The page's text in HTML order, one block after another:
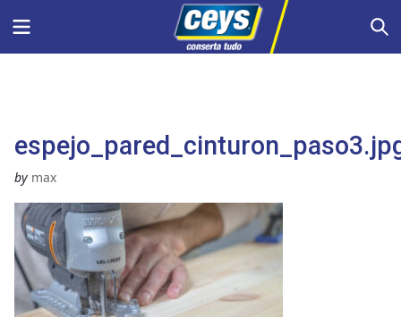
Menu
by max